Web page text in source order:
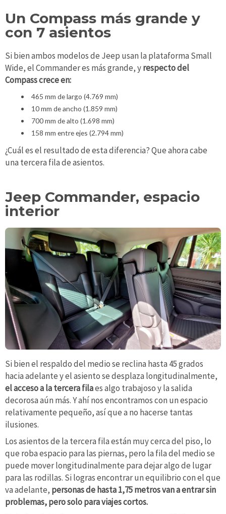
Un Compass más grande y
con 7 asientos
Si bien ambos modelos de Jeep usan la plataforma Small
Wide, el Commander es más grande, yrespecto del
Compass crece en:
465 mm de largo (4.769 mm)
10 mm de ancho (1.859 mm)
700 mm de alto (1.698 mm)
158 mm entre ejes (2.794 mm)
¿Cuál es el resultado de esta diferencia? Que ahora cabe
una tercera fila de asientos.
Jeep Commander, espacio
interior
Si bien el respaldo del medio se reclina hasta 45 grados
hacia adelante y el asiento se desplaza longitudinalmente,
el acceso a la tercera filaes algo trabajoso y la salida
decorosa aún más. Y ahí nos encontramos con un espacio
relativamente pequeño, así que a no hacerse tantas
ilusiones.
Los asientos de la tercera fila están muy cerca del piso, lo
que roba espacio para las piernas, pero la fila del medio se
puede mover longitudinalmente para dejar algo de lugar
para las rodillas. Si logras encontrar un equilibrio con el que
va adelante, personas de hasta 1,75 metros van a entrar sin
problemas, pero solo para viajes cortos.